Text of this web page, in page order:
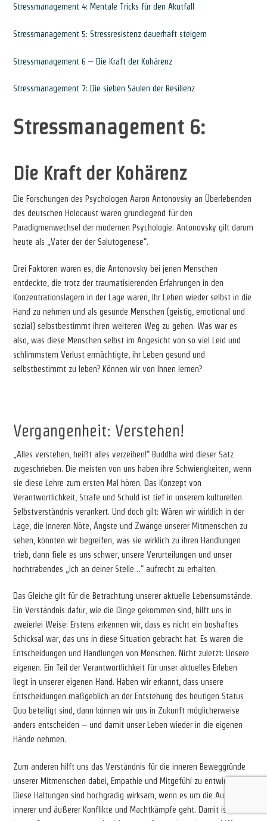
Stressmanagement 4: Mentale Tricks für den Akutfall
Stressmanagement 5: Stressresistenz dauerhaft steigern
Stressmanagement 6 – Die Kraft der Kohärenz
Stressmanagement 7: Die sieben Säulen der Resilienz
Stressmanagement 6:
Die Kraft der Kohärenz
Die Forschungen des Psychologen Aaron Antonovsky an Überlebenden
des deutschen Holocaust waren grundlegend für den
Paradigmenwechsel der modernen Psychologie. Antonovsky gilt darum
heute als „Vater der der Salutogenese“.
Drei Faktoren waren es, die Antonovsky bei jenen Menschen
entdeckte, die trotz der traumatisierenden Erfahrungen in den
Konzentrationslagern in der Lage waren, Ihr Leben wieder selbst in die
Hand zu nehmen und als gesunde Menschen (geistig, emotional und
sozial) selbstbestimmt ihren weiteren Weg zu gehen. Was war es
also, was diese Menschen selbst im Angesicht von so viel Leid und
schlimmstem Verlust ermächtigte, ihr Leben gesund und
selbstbestimmt zu leben? Können wir von Ihnen lernen?
Vergangenheit: Verstehen!
„Alles verstehen, heißt alles verzeihen!“ Buddha wird dieser Satz
zugeschrieben. Die meisten von uns haben ihre Schwierigkeiten, wenn
sie diese Lehre zum ersten Mal hören. Das Konzept von
Verantwortlichkeit, Strafe und Schuld ist tief in unserem kulturellen
Selbstverständnis verankert. Und doch gilt: Wären wir wirklich in der
Lage, die inneren Nöte, Ängste und Zwänge unserer Mitmenschen zu
sehen, könnten wir begreifen, was sie wirklich zu ihren Handlungen
trieb, dann fiele es uns schwer, unsere Verurteilungen und unser
hochtrabendes „Ich an deiner Stelle…“ aufrecht zu erhalten.
Das Gleiche gilt für die Betrachtung unserer aktuelle Lebensumstände.
Ein Verständnis dafür, wie die Dinge gekommen sind, hilft uns in
zweierlei Weise: Erstens erkennen wir, dass es nicht ein boshaftes
Schicksal war, das uns in diese Situation gebracht hat. Es waren die
Entscheidungen und Handlungen von Menschen. Nicht zuletzt: Unsere
eigenen. Ein Teil der Verantwortlichkeit für unser aktuelles Erleben
liegt in unserer eigenen Hand. Haben wir erkannt, dass unsere
Entscheidungen maßgeblich an der Entstehung des heutigen Status
Quo beteiligt sind, dann können wir uns in Zukunft möglicherweise
anders entscheiden – und damit unser Leben wieder in die eigenen
Hände nehmen.
Zum anderen hilft uns das Verständnis für die inneren Beweggründe
unserer Mitmenschen dabei, Empathie und Mitgefühl zu entwickeln.
Diese Haltungen sind hochgradig wirksam, wenn es um die Auflösung
innerer und äußerer Konflikte und Machtkämpfe geht. Damit ist die